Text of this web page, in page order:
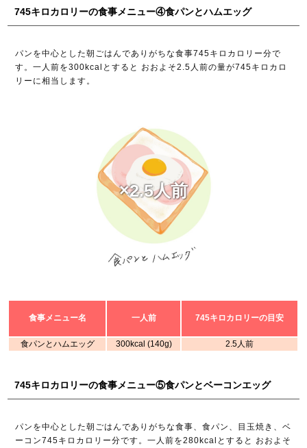
745キロカロリーの食事メニュー④食パンとハムエッグ
パンを中心とした朝ごはんでありがちな食事745キロカロリー分で
す。一人前を300kcalとすると おおよそ2.5人前の量が745キロカロ
リーに相当します。
×2.5人前
食事メニュー名 一人前 745キロカロリーの目安
食パンとハムエッグ 300kcal (140g) 2.5人前
745キロカロリーの食事メニュー⑤食パンとベーコンエッグ
パンを中心とした朝ごはんでありがちな食事、食パン、目玉焼き、ベ
ーコン745キロカロリー分です。一人前を280kcalとすると おおよそ